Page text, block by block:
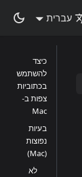
עברית
כיצד
להשתמש
בכתוביות
צפות ב-
Mac
בעיות
נפוצות
(Mac)
לא